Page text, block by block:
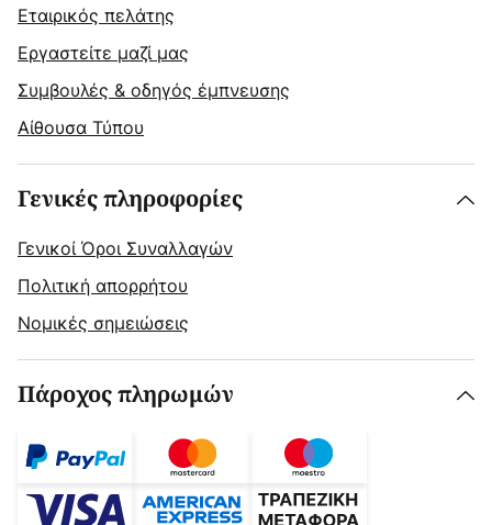
Εταιρικός πελάτης
Εργαστείτε μαζί μας
Συμβουλές & οδηγός έμπνευσης
Αίθουσα Τύπου
Γενικές πληροφορίες
Γενικοί Όροι Συναλλαγών
Πολιτική απορρήτου
Νομικές σημειώσεις
Πάροχος πληρωμών